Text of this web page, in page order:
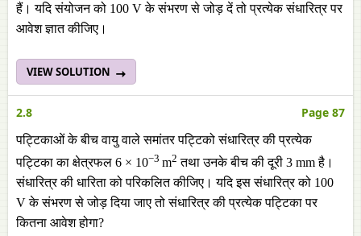
हैं। यदि संयोजन को 100 V के संभरण से जोड़ दें तो प्रत्येक संधारित्र पर
आवेश ज्ञात कीजिए।
VIEW SOLUTION
2.8 Page 87
पट्टिकाओं के बीच वायु वाले समांतर पट्टिको संधारित्र की प्रत्येक
पट्टिका का क्षेत्रफल 6 × 10−3 m2 तथा उनके बीच की दूरी 3 mm है।
संधारित्र की धारिता को परिकलित कीजिए। यदि इस संधारित्र को 100
V के संभरण से जोड़ दिया जाए तो संधारित्र की प्रत्येक पट्टिका पर
कितना आवेश होगा?